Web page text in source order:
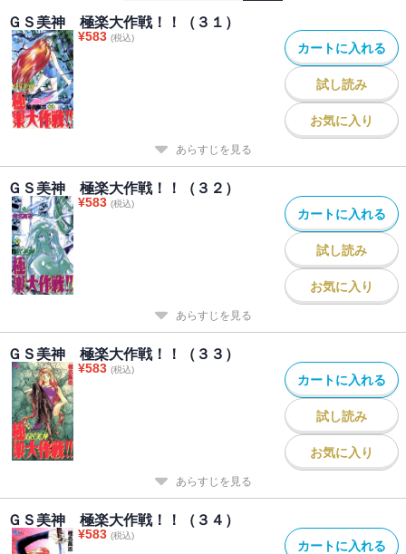
ＧＳ美神 極楽大作戦！！（３１）
¥583 (税込)
カートに入れる
試し読み
お気に入り
あらすじを見る
ＧＳ美神 極楽大作戦！！（３２）
¥583 (税込)
カートに入れる
試し読み
お気に入り
あらすじを見る
ＧＳ美神 極楽大作戦！！（３３）
¥583 (税込)
カートに入れる
試し読み
お気に入り
あらすじを見る
ＧＳ美神 極楽大作戦！！（３４）
¥583 (税込)
カートに入れる